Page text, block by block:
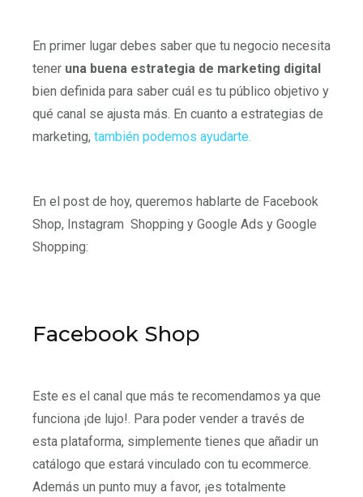
En primer lugar debes saber que tu negocio necesita
tener una buena estrategia de marketing digital
bien definida para saber cuál es tu público objetivo y
qué canal se ajusta más. En cuanto a estrategias de
marketing, también podemos ayudarte.
En el post de hoy, queremos hablarte de Facebook
Shop, Instagram Shopping y Google Ads y Google
Shopping:
Facebook Shop
Este es el canal que más te recomendamos ya que
funciona ¡de lujo!. Para poder vender a través de
esta plataforma, simplemente tienes que añadir un
catálogo que estará vinculado con tu ecommerce.
Además un punto muy a favor, ¡es totalmente